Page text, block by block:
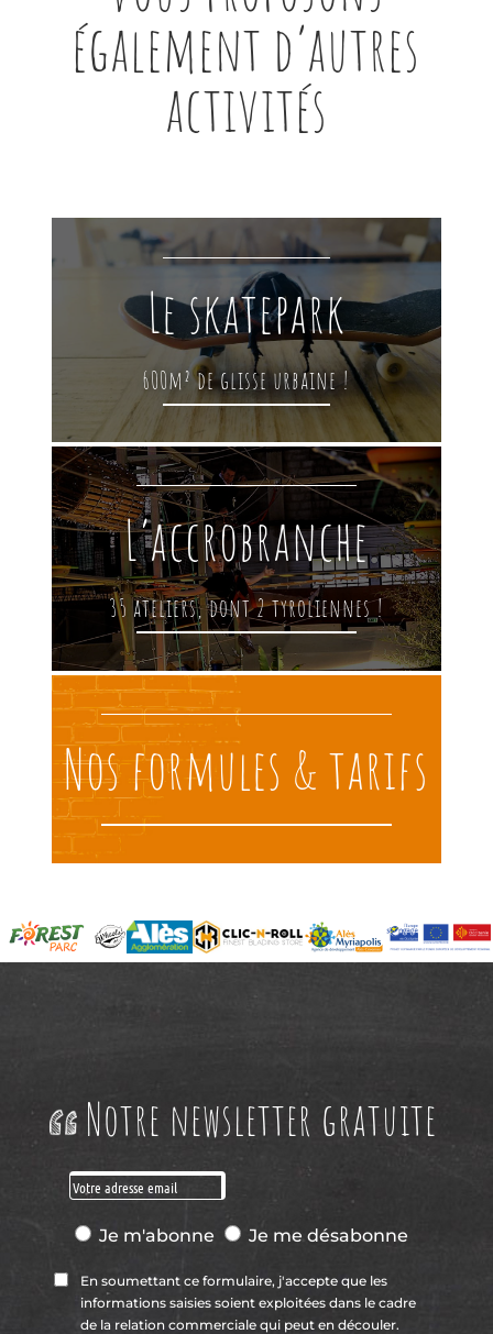
également d’autres
activités
Le skatepark
600m² de glisse urbaine !
L’accrobranche
35 ateliers, dont 2 tyroliennes !
Nos formules & tarifs
Notre newsletter gratuite
Je m'abonne Je me désabonne
En soumettant ce formulaire, j'accepte que les
informations saisies soient exploitées dans le cadre
de la relation commerciale qui peut en découler.